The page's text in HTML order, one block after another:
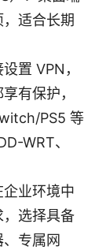
适合长期
置 VPN，
有保护，
PS5 等
WRT、
业环境中
选择具备
专属网